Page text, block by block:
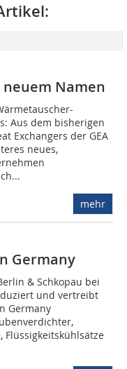
neuem Namen
Aus dem bisherigen
Exchangers der GEA
neues,
mehr
Germany
& Schkopau bei
und vertreibt
Germany
Flüssigkeitskühlsätze